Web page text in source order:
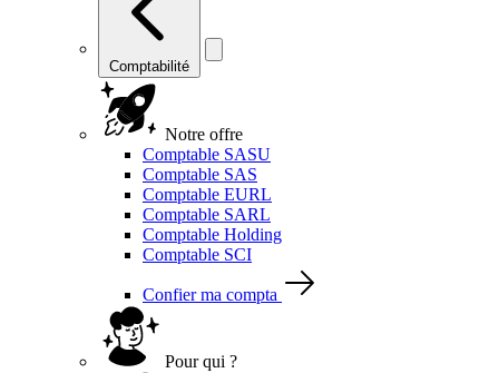
Comptabilité
Notre offre
Comptable SASU
Comptable SAS
Comptable EURL
Comptable SARL
Comptable Holding
Comptable SCI
Confier ma compta
Pour qui ?